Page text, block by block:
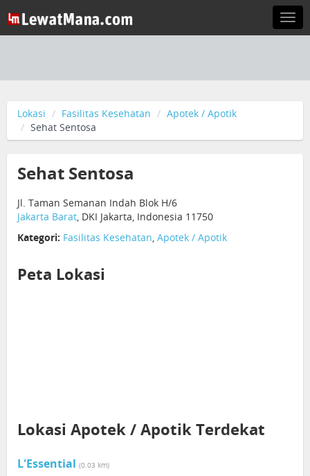
Lokasi Fasilitas Kesehatan
Apotek / Apotik
Sehat Sentosa
Sehat Sentosa
Jl. Taman Semanan Indah Blok H/6
Jakarta Barat, DKI Jakarta, Indonesia 11750
Kategori: Fasilitas Kesehatan, Apotek / Apotik
Peta Lokasi
Lokasi Apotek / Apotik Terdekat
L'Essential (0.03 km)